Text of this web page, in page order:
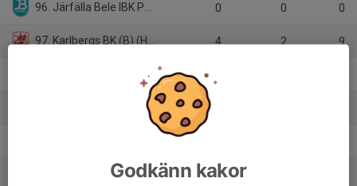
96. Järfälla Bele IBK P14 0 0 0
97. Karlbergs BK (B) (H5) 4 2 9
98. Karlbergs BK (A) (H5)
101. Kungsängens IF HV 0
Godkänn kakor